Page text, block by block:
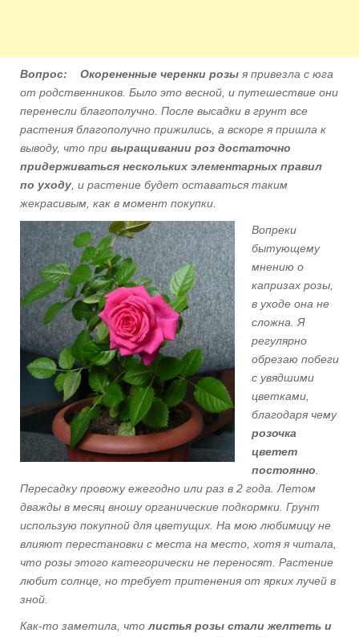
Вопрос: Окорененные черенки розы я привезла с юга
от родственников. Было это весной, и путешествие они
перенесли благополучно. После высадки в грунт все
растения благополучно прижились, а вскоре я пришла к
выводу, что при выращивании роз достаточно
придерживаться нескольких элементарных правил
по уходу , и растение будет оставаться таким
жекрасивым, как в момент покупки.
Вопреки
бытующему
мнению о
капризах розы,
в уходе она не
сложна. Я
регулярно
обрезаю побеги
с увядшими
цветками,
благодаря чему
розочка
цветет
постоянно
Пересадку провожу ежегодно или раз в 2 года. Летом
дважды в месяц вношу органические подкормки. Грунт
использую покупной для цветущих. На мою любимицу не
влияют перестановки с места на место, хотя я читала,
что розы этого категорически не переносят. Растение
любит солнце, но требует притенения от ярких лучей в
зной.
Как-то заметила, что листья розы стали желтеть и